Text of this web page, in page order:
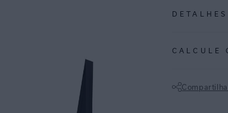
CALCULE